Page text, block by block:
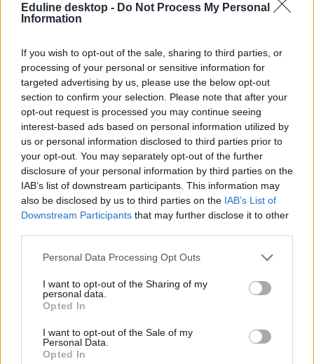
Eduline desktop - Do Not Process My Personal
Information
If you wish to opt-out of the sale, sharing to third parties, or
processing of your personal or sensitive information for
targeted advertising by us, please use the below opt-out
section to confirm your selection. Please note that after your
opt-out request is processed you may continue seeing
interest-based ads based on personal information utilized by
us or personal information disclosed to third parties prior to
your opt-out. You may separately opt-out of the further
disclosure of your personal information by third parties on the
IAB’s list of downstream participants. This information may
also be disclosed by us to third parties on the IAB’s List of
Downstream Participants that may further disclose it to other
Personal Data Processing Opt Outs
I want to opt-out of the Sharing of my
personal data.
Opted In
I want to opt-out of the Sale of my
Personal Data.
Opted In
Több mint kétszer annyi diák jutott be a
felsőoktatásba, mint ahány kollégiumi férőhely
összesen van
Nemcsak abban vannak jelentős különbségek az egyetemek között,
hogy hány kollégiumi férőhely jut a hallgatókra, a térítési díj összege
sem egységes. Míg a BME-n 100 újonnan felvett egyetemistára 76
férőhely jut, a BGE-n mindössze 16, a legolcsóbb havi kollégiumi
díjak pedig 9300 és 25 500 forint között mozognak a vizsgált
intézményekben. Megnéztük, hol mekkora a kollégiumi kapacitás,
mennyit kell fizetni, és mi alapján dől el, hogy ki költözhet be.
Felsőoktatás
Dolgoznának az egyetem mellett, mégsem
vállalhatnak diákmunkát – több mint százezer
levelezős hallgatót érinthet a szabály
„Szinte bárhol voltam állásinterjún, mikor megtudták, hogy levelező